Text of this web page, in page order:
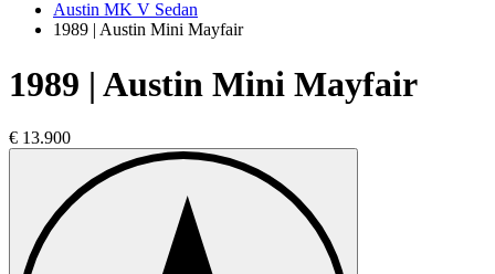
Austin MK V Sedan
1989 | Austin Mini Mayfair
1989 | Austin Mini Mayfair
€ 13.900